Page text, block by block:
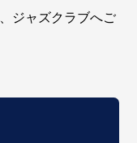
ジャズクラブへご